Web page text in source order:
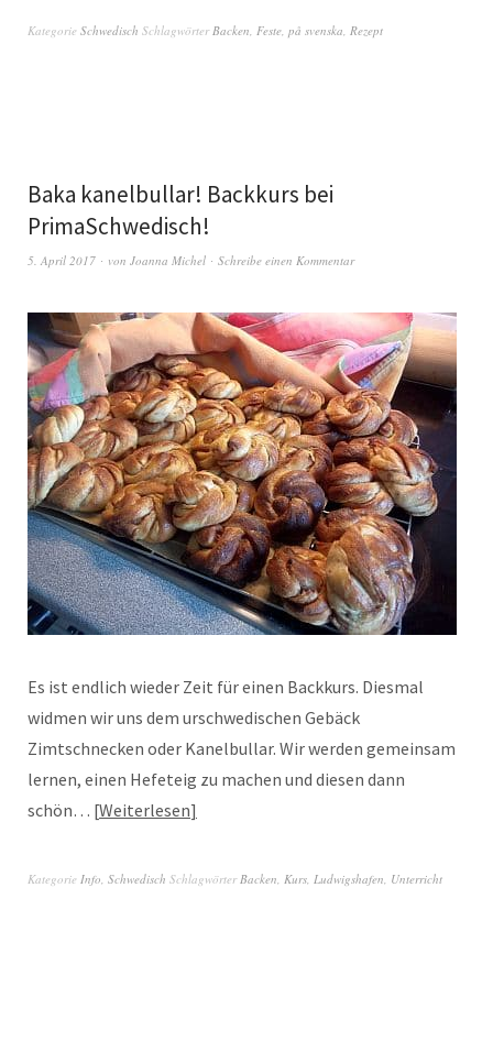
Kategorie Schwedisch SchlagwörterBacken, Feste, på svenska, Rezept
Baka kanelbullar! Backkurs bei
PrimaSchwedisch!
5. April 2017 von Joanna Michel Schreibe einen Kommentar
Es ist endlich wieder Zeit für einen Backkurs. Diesmal
widmen wir uns dem urschwedischen Gebäck
Zimtschnecken oder Kanelbullar. Wir werden gemeinsam
lernen, einen Hefeteig zu machen und diesen dann
schön… Weiterlesen
Kategorie Info, Schwedisch SchlagwörterBacken, Kurs, Ludwigshafen, Unterricht